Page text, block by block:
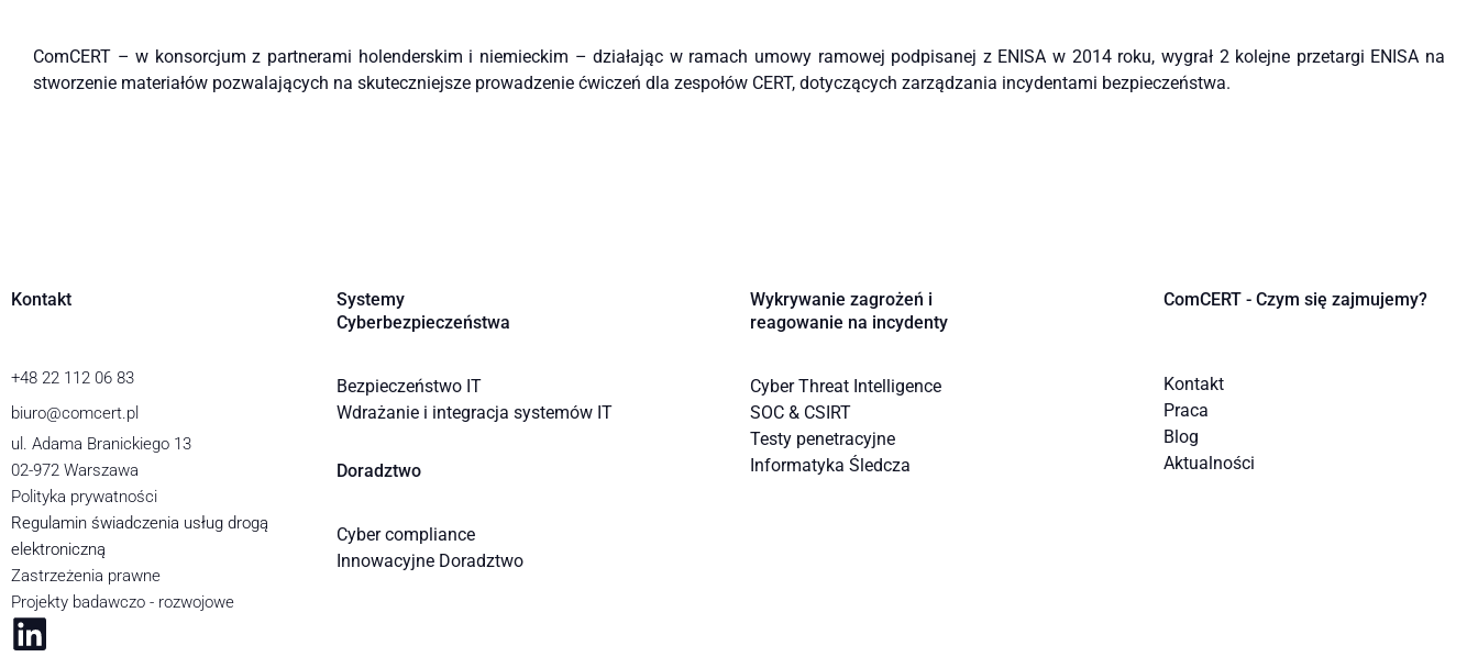
ComCERT – w konsorcjum z partnerami holenderskim i niemieckim – działając w ramach umowy ramowej podpisanej z ENISA w 2014 roku, wygrał 2 kolejne przetargi ENISA na
stworzenie materiałów pozwalających na skuteczniejsze prowadzenie ćwiczeń dla zespołów CERT, dotyczących zarządzania incydentami bezpieczeństwa.
Kontakt
+48 22 112 06 83
biuro@comcert.pl
ul. Adama Branickiego 13
02-972 Warszawa
Polityka prywatności
Regulamin świadczenia usług drogą
elektroniczną
Zastrzeżenia prawne
Projekty badawczo - rozwojowe
Systemy
Cyberbezpieczeństwa
Bezpieczeństwo IT
Wdrażanie i integracja systemów IT
Doradztwo
Cyber compliance
Innowacyjne Doradztwo
Wykrywanie zagrożeń i
reagowanie na incydenty
Cyber Threat Intelligence
SOC & CSIRT
Testy penetracyjne
Informatyka Śledcza
ComCERT - Czym się zajmujemy?
Kontakt
Praca
Blog
Aktualności